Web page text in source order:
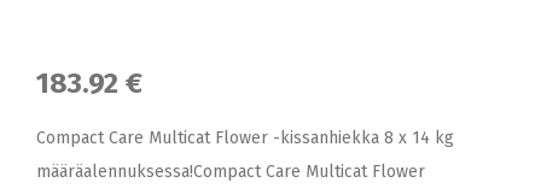
183.92 €
Compact Care Multicat Flower -kissanhiekka 8 x 14 kg
määräalennuksessa!Compact Care Multicat Flower